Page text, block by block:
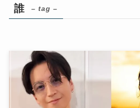
誰 – tag –